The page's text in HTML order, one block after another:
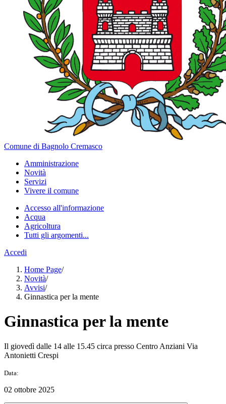
Comune di Bagnolo Cremasco
Amministrazione
Novità
Servizi
Vivere il comune
Accesso all'informazione
Acqua
Agricoltura
Tutti gli argomenti...
Accedi
Home Page/
Novità/
Avvisi/
Ginnastica per la mente
Ginnastica per la mente
Il giovedì dalle 14 alle 15.45 circa presso Centro Anziani Via
Antonietti Crespi
Data:
02 ottobre 2025